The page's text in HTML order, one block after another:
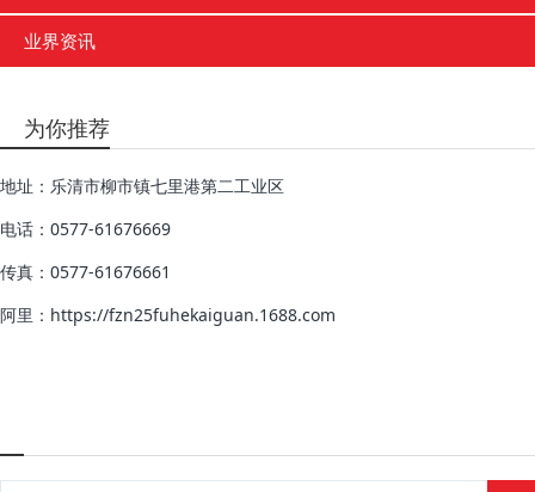
业界资讯
为你推荐
地址：乐清市柳市镇七里港第二工业区
电话：0577-61676669
传真：0577-61676661
阿里：https://fzn25fuhekaiguan.1688.com